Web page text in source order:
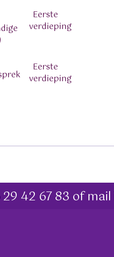
Eerste
verdieping
Eerste
verdieping
42 67 83 of mail